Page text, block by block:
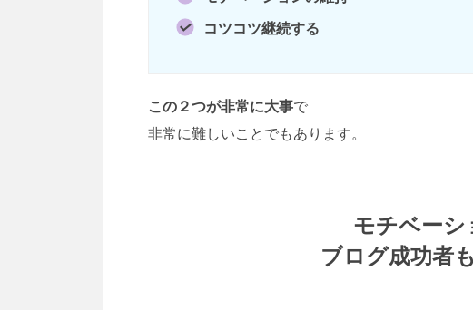
コツコツ継続する
この２つが非常に大事で
非常に難しいことでもあります。
モチベーシ
ブログ成功者